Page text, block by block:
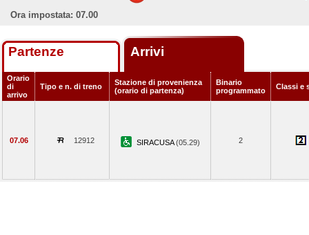
Ora impostata: 07.00
Partenze Arrivi
Orario
di
arrivo
Tipo e n. di treno
Stazione di provenienza
(orario di partenza)
Binario
programmato
Classi e
07.06 12912 SIRACUSA(05.29) 2